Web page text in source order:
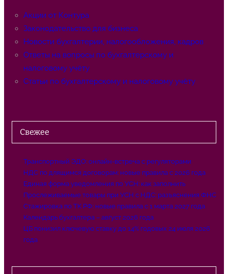
Акции от Контура
Законодательство для бизнеса
Новости бухгалтерии, налогообложения, кадров
Ответы на вопросы по бухгалтерскому и
налоговому учёту
Статьи по бухгалтерскому и налоговому учёту
Свежее
Транспортный ЭДО: онлайн-встреча с регуляторами
НДС по длящимся договорам: новые правила с 2026 года
Единая форма уведомления по УСН: как заполнить
Прослеживаемые товары при УСН с НДС: разъяснения ФНС
Стажировка по ТК РФ: новые правила с 1 марта 2027 года
Календарь бухгалтера – август 2026 года
ЦБ понизил ключевую ставку до 14% годовых 24 июля 2026
года